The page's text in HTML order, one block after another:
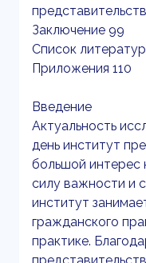
Заключение 99
Список
Приложения 110
Введение
Актуальность
день институт
большой
силу важности и
институт
гражданского
практике.